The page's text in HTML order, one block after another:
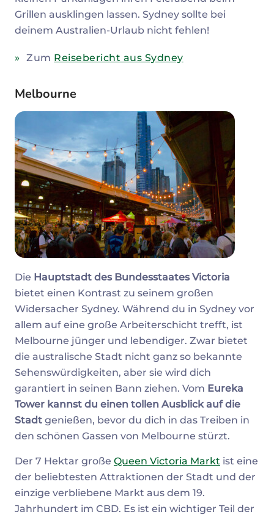
Grillen ausklingen lassen. Sydney sollte bei
deinem Australien-Urlaub nicht fehlen!
Zum Reisebericht aus Sydney
Melbourne
Die Hauptstadt des Bundesstaates Victoria
bietet einen Kontrast zu seinem großen
Widersacher Sydney. Während du in Sydney vor
allem auf eine große Arbeiterschicht trefft, ist
Melbourne jünger und lebendiger. Zwar bietet
die australische Stadt nicht ganz so bekannte
Sehenswürdigkeiten, aber sie wird dich
garantiert in seinen Bann ziehen. Vom Eureka
Tower kannst du einen tollen Ausblick auf die
Stadt genießen, bevor du dich in das Treiben in
den schönen Gassen von Melbourne stürzt.
Der 7 Hektar große Queen Victoria Markt ist eine
der beliebtesten Attraktionen der Stadt und der
einzige verbliebene Markt aus dem 19.
Jahrhundert im CBD. Es ist ein wichtiger Teil der